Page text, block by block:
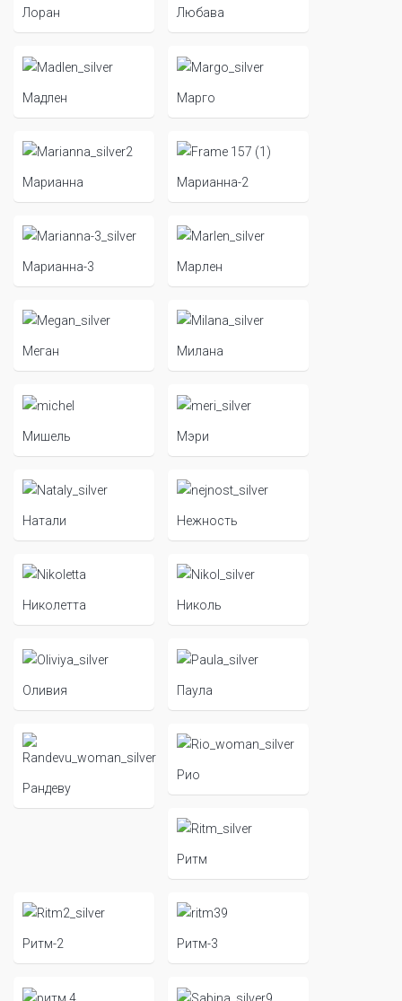
Лоран Любава
Мадлен Марго
Марианна Марианна-2
Марианна-3 Марлен
Меган Милана
Мишель Мэри
Натали Нежность
Николетта Николь
Оливия Паула
Рандеву
Рио
Ритм
Ритм-2 Ритм-3